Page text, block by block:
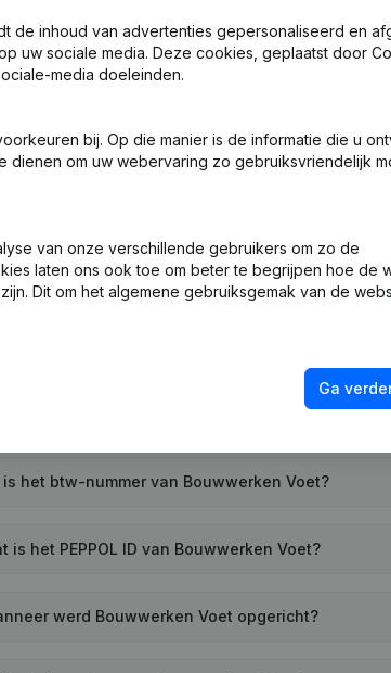
- Benoemingen
Statuten
is het btw-nummer van Bouwwerken Voet?
is het PEPPOL ID van Bouwwerken Voet?
werd Bouwwerken Voet opgericht?
de inhoud van advertenties gepersonaliseerd en
uw sociale media. Deze cookies, geplaatst door
media doeleinden.
bij. Op die manier is de informatie die u
dienen om uw webervaring zo gebruiksvriendelijk
van onze verschillende gebruikers om zo de
laten ons ook toe om beter te begrijpen hoe de
Dit om het algemene gebruiksgemak van de
Ga